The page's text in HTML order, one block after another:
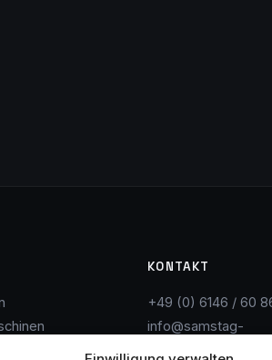
KONTAKT
+49 (0) 6146 / 60
info@samstag-
maschinen.de